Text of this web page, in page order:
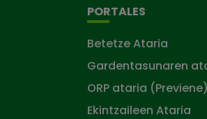
PORTALES
Betetze Ataria
Gardentasunaren
ORP ataria (Previene)
Ekintzaileen Ataria